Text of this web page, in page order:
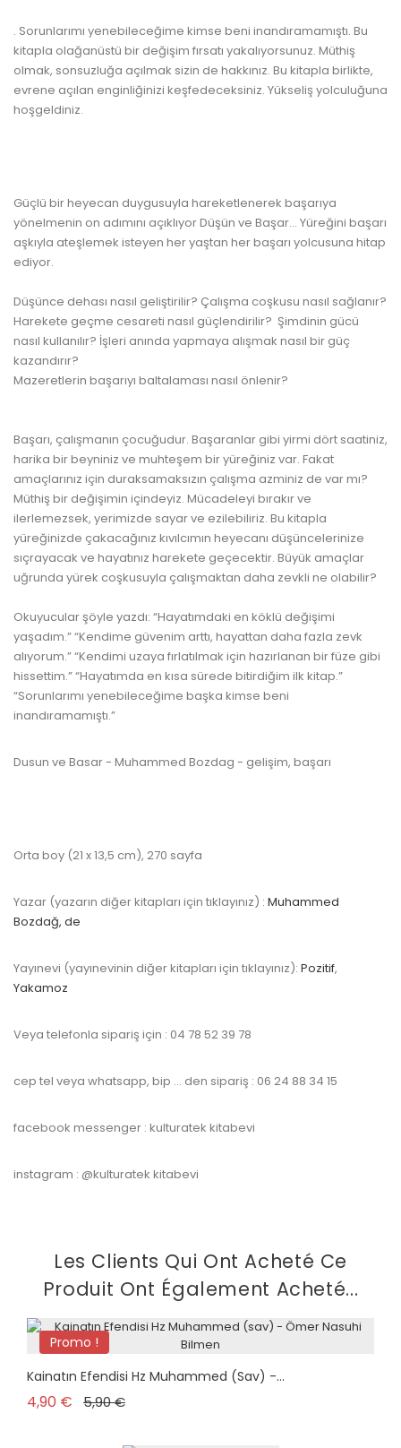
. Sorunlarımı yenebileceğime kimse beni inandıramamıştı. Bu
kitapla olağanüstü bir değişim fırsatı yakalıyorsunuz. Müthiş
olmak, sonsuzluğa açılmak sizin de hakkınız. Bu kitapla birlikte,
evrene açılan enginliğinizi keşfedeceksiniz. Yükseliş yolculuğuna
hoşgeldiniz.
Güçlü bir heyecan duygusuyla hareketlenerek başarıya
yönelmenin on adımını açıklıyor Düşün ve Başar... Yüreğini başarı
aşkıyla ateşlemek isteyen her yaştan her başarı yolcusuna hitap
ediyor.
Düşünce dehası nasıl geliştirilir? Çalışma coşkusu nasıl sağlanır?
Harekete geçme cesareti nasıl güçlendirilir? Şimdinin gücü
nasıl kullanılır? İşleri anında yapmaya alışmak nasıl bir güç
kazandırır?
Mazeretlerin başarıyı baltalaması nasıl önlenir?
Başarı, çalışmanın çocuğudur. Başaranlar gibi yirmi dört saatiniz,
harika bir beyniniz ve muhteşem bir yüreğiniz var. Fakat
amaçlarınız için duraksamaksızın çalışma azminiz de var mı?
Müthiş bir değişimin içindeyiz. Mücadeleyi bırakır ve
ilerlemezsek, yerimizde sayar ve ezilebiliriz. Bu kitapla
yüreğinizde çakacağınız kıvılcımın heyecanı düşüncelerinize
sıçrayacak ve hayatınız harekete geçecektir. Büyük amaçlar
uğrunda yürek coşkusuyla çalışmaktan daha zevkli ne olabilir?
Okuyucular şöyle yazdı: “Hayatımdaki en köklü değişimi
yaşadım.” “Kendime güvenim arttı, hayattan daha fazla zevk
alıyorum.” “Kendimi uzaya fırlatılmak için hazırlanan bir füze gibi
hissettim.” “Hayatımda en kısa sürede bitirdiğim ilk kitap.”
“Sorunlarımı yenebileceğime başka kimse beni
inandıramamıştı.”
Dusun ve Basar - Muhammed Bozdag - gelişim, başarı
Orta boy (21 x 13,5 cm), 270 sayfa
Yazar (yazarın diğer kitapları için tıklayınız) : Muhammed
Bozdağ, de
Yayınevi (yayınevinin diğer kitapları için tıklayınız): Pozitif,
Yakamoz
Veya telefonla sipariş için : 04 78 52 39 78
cep tel veya whatsapp, bip … den sipariş : 06 24 88 34 15
facebook messenger : kulturatek kitabevi
instagram : @kulturatek kitabevi
Les Clients Qui Ont Acheté Ce
Produit Ont Également Acheté...
Promo !
plus en stock
Kainatın Efendisi Hz Muhammed (sav) -...
4,90 € Prix de base
5,90 €Prix